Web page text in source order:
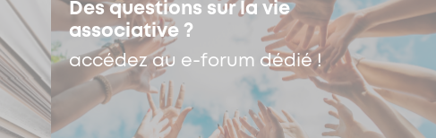
Des questions sur la vie
associative ?
accédez au e-forum dédié !